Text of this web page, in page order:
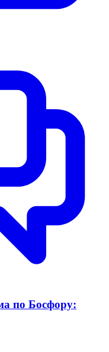
по Босфору: